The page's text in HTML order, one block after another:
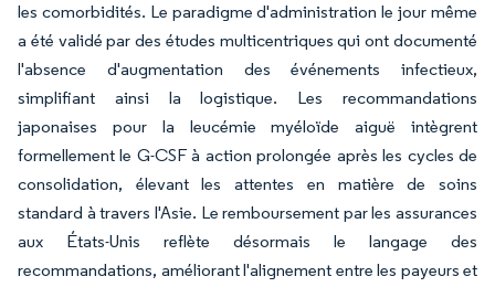
les comorbidités. Le paradigme d'administration le jour même
a été validé par des études multicentriques qui ont documenté
l'absence d'augmentation des événements infectieux,
simplifiant ainsi la logistique. Les recommandations
japonaises pour la leucémie myéloïde aiguë intègrent
formellement le G-CSF à action prolongée après les cycles de
consolidation, élevant les attentes en matière de soins
standard à travers l'Asie. Le remboursement par les assurances
aux États-Unis reflète désormais le langage des
recommandations, améliorant l'alignement entre les payeurs et